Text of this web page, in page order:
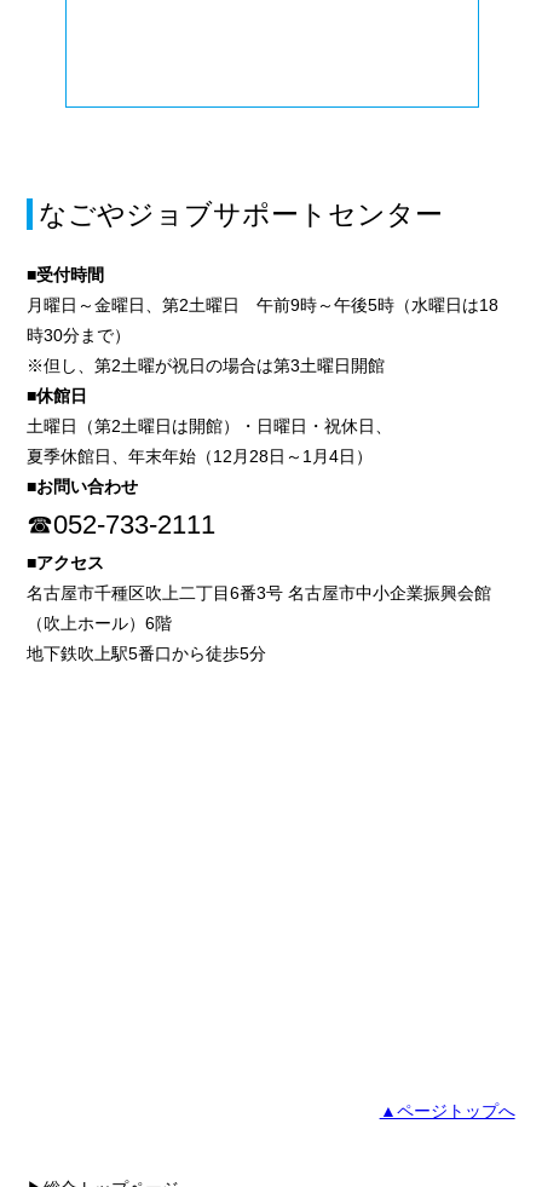
なごやジョブサポートセンター
■受付時間
月曜日～金曜日、第2土曜日 午前9時～午後5時（水曜日は18
時30分まで）
※但し、第2土曜が祝日の場合は第3土曜日開館
■休館日
土曜日（第2土曜日は開館）・日曜日・祝休日、
夏季休館日、年末年始（12月28日～1月4日）
■お問い合わせ
☎052-733-2111
■アクセス
名古屋市千種区吹上二丁目6番3号 名古屋市中小企業振興会館
（吹上ホール）6階
地下鉄吹上駅5番口から徒歩5分
▲ページトップへ